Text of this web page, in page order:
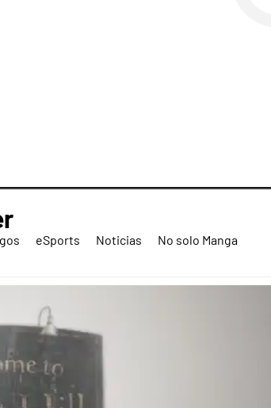
eSports Noticias No solo Manga